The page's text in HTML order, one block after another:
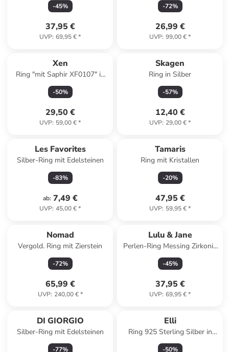
-45%
37,95 €
UVP: 69,95 €*
-72%
26,99 €
UVP: 99,00 €*
Xen
Ring "mit Saphir XF0107" in
Silber
-50%
29,50 €
UVP: 59,00 €*
Skagen
Ring in Silber
-57%
12,40 €
UVP: 29,00 €*
Les Favorites
Silber-Ring mit Edelsteinen
-83%
ab: 7,49 €
UVP: 45,00 €*
Tamaris
Ring mit Kristallen
-20%
47,95 €
UVP: 59,95 €*
Nomad
Vergold. Ring mit Zierstein
-72%
65,99 €
UVP: 240,00 €*
Lulu & Jane
Perlen-Ring Messing Zirkonia
Muschelkernperle in silber
-45%
37,95 €
UVP: 69,95 €*
DI GIORGIO
Silber-Ring mit Edelsteinen
-77%
Elli
Ring 925 Sterling Silber in
Gold
-50%